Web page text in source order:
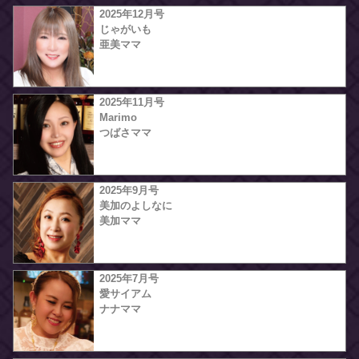
2025年12月号
じゃがいも
亜美ママ
2025年11月号
Marimo
つばさママ
2025年9月号
美加のよしなに
美加ママ
2025年7月号
愛サイアム
ナナママ